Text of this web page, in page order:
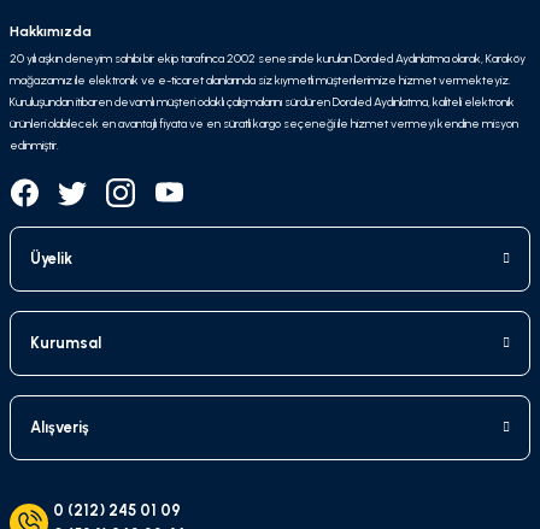
Hakkımızda
20 yılı aşkın deneyim sahibi bir ekip tarafınca 2002 senesinde kurulan Doraled Aydınlatma olarak, Karaköy
mağazamız ile elektronik ve e-ticaret alanlarında siz kıymetli müşterilerimize hizmet vermekteyiz.
Kuruluşundan itibaren devamlı müşteri odaklı çalışmalarını sürdüren Doraled Aydınlatma, kaliteli elektronik
ürünleri olabilecek en avantajlı fiyata ve en süratli kargo seçeneği ile hizmet vermeyi kendine misyon
edinmiştir.
Üyelik
Kurumsal
Alışveriş
0 (212) 245 01 09